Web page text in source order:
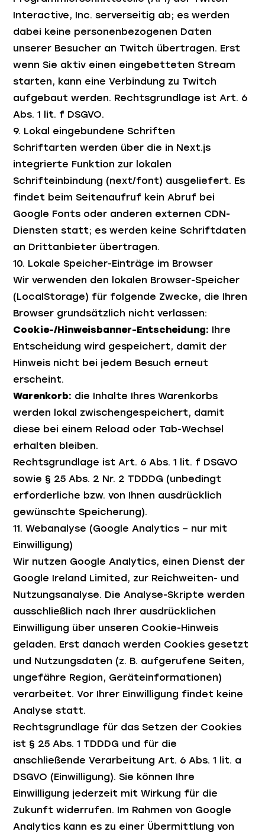
Interactive, Inc. serverseitig ab; es werden
dabei keine personenbezogenen Daten
unserer Besucher an Twitch übertragen. Erst
wenn Sie aktiv einen eingebetteten Stream
starten, kann eine Verbindung zu Twitch
aufgebaut werden. Rechtsgrundlage ist Art. 6
Abs. 1 lit. f DSGVO.
9. Lokal eingebundene Schriften
Schriftarten werden über die in Next.js
integrierte Funktion zur lokalen
Schrifteinbindung (next/font) ausgeliefert. Es
findet beim Seitenaufruf kein Abruf bei
Google Fonts oder anderen externen CDN-
Diensten statt; es werden keine Schriftdaten
an Drittanbieter übertragen.
10. Lokale Speicher-Einträge im Browser
Wir verwenden den lokalen Browser-Speicher
(LocalStorage) für folgende Zwecke, die Ihren
Browser grundsätzlich nicht verlassen:
Cookie-/Hinweisbanner-Entscheidung: Ihre
Entscheidung wird gespeichert, damit der
Hinweis nicht bei jedem Besuch erneut
erscheint.
Warenkorb: die Inhalte Ihres Warenkorbs
werden lokal zwischengespeichert, damit
diese bei einem Reload oder Tab-Wechsel
erhalten bleiben.
Rechtsgrundlage ist Art. 6 Abs. 1 lit. f DSGVO
sowie § 25 Abs. 2 Nr. 2 TDDDG (unbedingt
erforderliche bzw. von Ihnen ausdrücklich
gewünschte Speicherung).
11. Webanalyse (Google Analytics – nur mit
Einwilligung)
Wir nutzen Google Analytics, einen Dienst der
Google Ireland Limited, zur Reichweiten- und
Nutzungsanalyse. Die Analyse-Skripte werden
ausschließlich nach Ihrer ausdrücklichen
Einwilligung über unseren Cookie-Hinweis
geladen. Erst danach werden Cookies gesetzt
und Nutzungsdaten (z. B. aufgerufene Seiten,
ungefähre Region, Geräteinformationen)
verarbeitet. Vor Ihrer Einwilligung findet keine
Analyse statt.
Rechtsgrundlage für das Setzen der Cookies
ist § 25 Abs. 1 TDDDG und für die
anschließende Verarbeitung Art. 6 Abs. 1 lit. a
DSGVO (Einwilligung). Sie können Ihre
Einwilligung jederzeit mit Wirkung für die
Zukunft widerrufen. Im Rahmen von Google
Analytics kann es zu einer Übermittlung von